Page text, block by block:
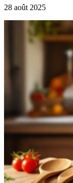
28 août 2025